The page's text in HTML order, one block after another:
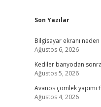
Sidebar
Son Yazılar
Bilgisayar ekranı
Ağustos 6, 2026
Kediler banyodan
Ağustos 5, 2026
Avanos çömlek yapımı
Ağustos 4, 2026